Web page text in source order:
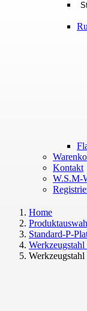
Kontakt
W.S.M-
Home
Standard-P-